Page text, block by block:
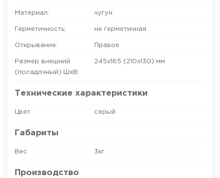
Материал: чугун
Герметичность: не герметичная
Открывание: Правое
Размер внешний
(посадочный) ШхВ:
245х165 (210х130) мм
Технические характеристики
Цвет серый
Габариты
Вес 3кг
Производство